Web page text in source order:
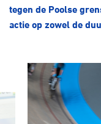
Contact
Over ons
Lid worden
tegen de Poolse
actie op zowel de
Veldrijden